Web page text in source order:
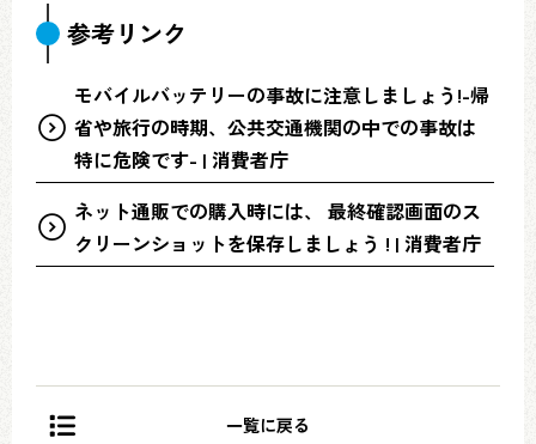
参考リンク
モバイルバッテリーの事故に注意しましょう!-帰
省や旅行の時期、公共交通機関の中での事故は
特に危険です- | 消費者庁
ネット通販での購入時には、 最終確認画面のス
クリーンショットを保存しましょう ! | 消費者庁
一覧に戻る